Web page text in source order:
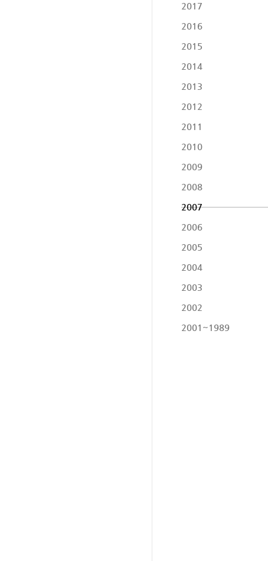
2017
2016
2015
2014
2013
2012
2011
2010
2009
2008
2007
2006
2005
2004
2003
2002
2001~1989